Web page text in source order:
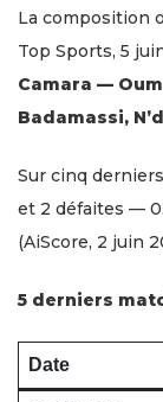
La composition
Top Sports, 5
Camara —
Badamassi,
Sur cinq
et 2 défaites —
(AiScore, 2 juin
5 derniers
Date